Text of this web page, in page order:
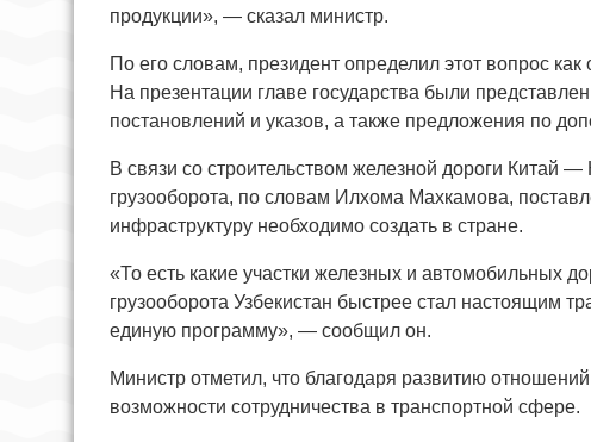
продукции», — сказал министр.
По его словам, президент определил этот вопрос
На презентации главе государства были
постановлений и указов, а также предложения по
В связи со строительством железной дороги Китай
грузооборота, по словам Илхома Махкамова,
инфраструктуру необходимо создать в стране.
«То есть какие участки железных и автомобильных
грузооборота Узбекистан быстрее стал настоящим
единую программу», — сообщил он.
Министр отметил, что благодаря развитию
возможности сотрудничества в транспортной сфере.